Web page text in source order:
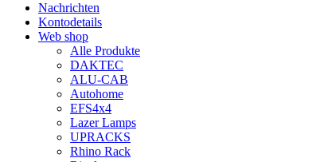
Nachrichten
Kontodetails
Web shop
Alle Produkte
DAKTEC
ALU-CAB
Autohome
EFS4x4
Lazer Lamps
UPRACKS
Rhino Rack